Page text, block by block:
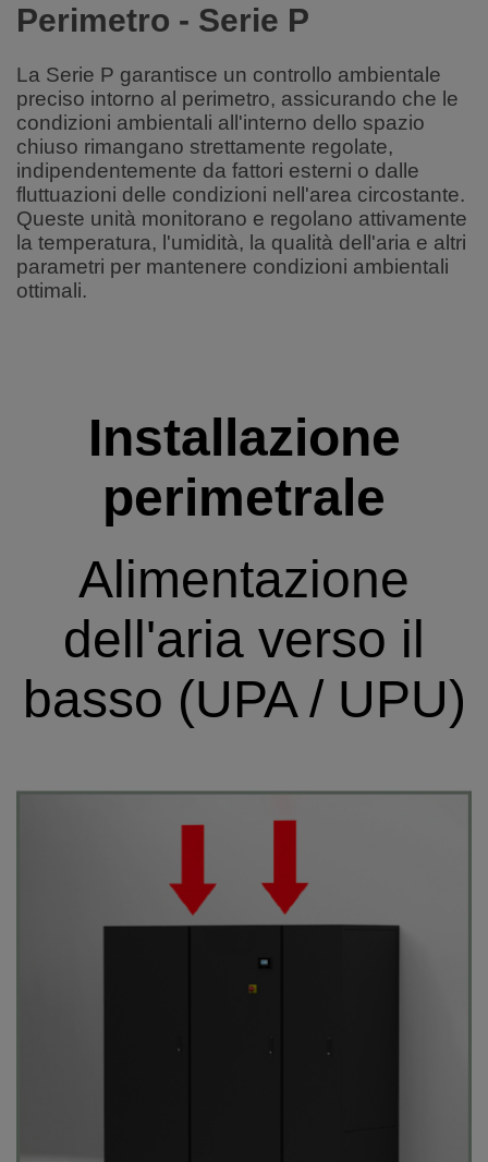
Perimetro - Serie P
La Serie P garantisce un controllo ambientale
preciso intorno al perimetro, assicurando che le
condizioni ambientali all'interno dello spazio
chiuso rimangano strettamente regolate,
indipendentemente da fattori esterni o dalle
fluttuazioni delle condizioni nell'area circostante.
Queste unità monitorano e regolano attivamente
la temperatura, l'umidità, la qualità dell'aria e altri
parametri per mantenere condizioni ambientali
ottimali.
Installazione
perimetrale
Alimentazione
dell'aria verso il
basso (UPA / UPU)